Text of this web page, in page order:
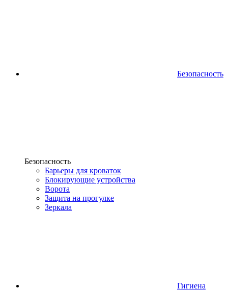
Безопасность
Безопасность
Барьеры для кроваток
Блокирующие устройства
Ворота
Защита на прогулке
Зеркала
Гигиена